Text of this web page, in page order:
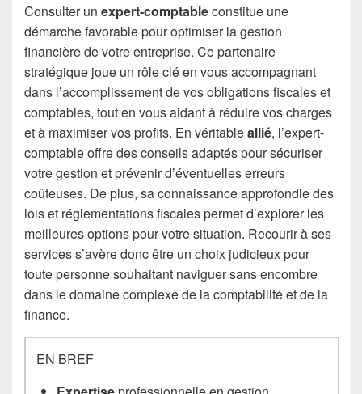
Consulter un expert-comptableconstitue une
démarche favorable pour optimiser la gestion
financière de votre entreprise. Ce partenaire
stratégique joue un rôle clé en vous accompagnant
dans l’accomplissement de vos obligations fiscales et
comptables, tout en vous aidant à réduire vos charges
et à maximiser vos profits. En véritableallié, l’expert-
comptable offre des conseils adaptés pour sécuriser
votre gestion et prévenir d’éventuelles erreurs
coûteuses. De plus, sa connaissance approfondie des
lois et réglementations fiscales permet d’explorer les
meilleures options pour votre situation. Recourir à ses
services s’avère donc être un choix judicieux pour
toute personne souhaitant naviguer sans encombre
dans le domaine complexe de la comptabilité et de la
finance.
EN BREF